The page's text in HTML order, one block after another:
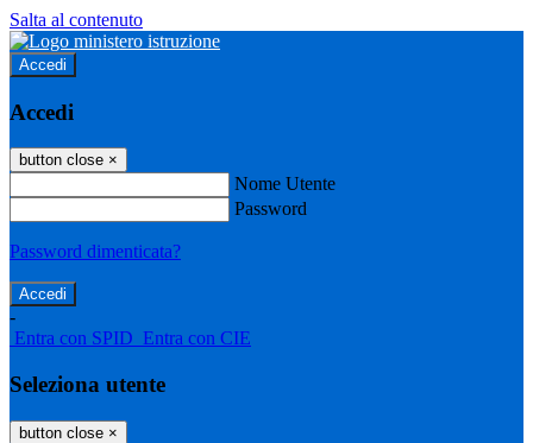
Salta al contenuto
Accedi
Accedi
button close ×
Nome Utente
Password
Password dimenticata?
-
Entra con SPID Entra con CIE
Seleziona utente
button close ×